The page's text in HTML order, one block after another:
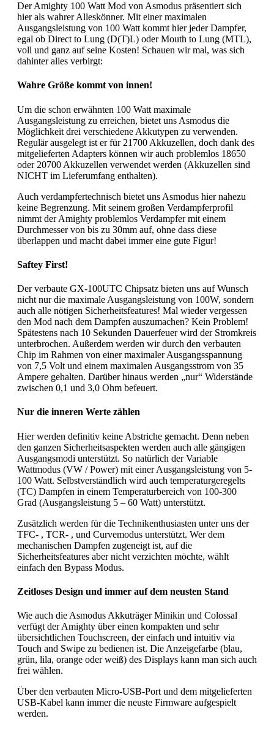
Der Amighty 100 Watt Mod von Asmodus präsentiert sich
hier als wahrer Alleskönner. Mit einer maximalen
Ausgangsleistung von 100 Watt kommt hier jeder Dampfer,
egal ob Direct to Lung (D(T)L) oder Mouth to Lung (MTL),
voll und ganz auf seine Kosten! Schauen wir mal, was sich
dahinter alles verbirgt:
Wahre Größe kommt von innen!
Um die schon erwähnten 100 Watt maximale
Ausgangsleistung zu erreichen, bietet uns Asmodus die
Möglichkeit drei verschiedene Akkutypen zu verwenden.
Regulär ausgelegt ist er für 21700 Akkuzellen, doch dank des
mitgelieferten Adapters können wir auch problemlos 18650
oder 20700 Akkuzellen verwendet werden (Akkuzellen sind
NICHT im Lieferumfang enthalten).
Auch verdampfertechnisch bietet uns Asmodus hier nahezu
keine Begrenzung. Mit seinem großen Verdampferprofil
nimmt der Amighty problemlos Verdampfer mit einem
Durchmesser von bis zu 30mm auf, ohne dass diese
überlappen und macht dabei immer eine gute Figur!
Saftey First!
Der verbaute GX-100UTC Chipsatz bieten uns auf Wunsch
nicht nur die maximale Ausgangsleistung von 100W, sondern
auch alle nötigen Sicherheitsfeatures! Mal wieder vergessen
den Mod nach dem Dampfen auszumachen? Kein Problem!
Spätestens nach 10 Sekunden Dauerfeuer wird der Stromkreis
unterbrochen. Außerdem werden wir durch den verbauten
Chip im Rahmen von einer maximaler Ausgangsspannung
von 7,5 Volt und einem maximalen Ausgangsstrom von 35
Ampere gehalten. Darüber hinaus werden „nur“ Widerstände
zwischen 0,1 und 3,0 Ohm befeuert.
Nur die inneren Werte zählen
Hier werden definitiv keine Abstriche gemacht. Denn neben
den ganzen Sicherheitsaspekten werden auch alle gängigen
Ausgangsmodi unterstützt. So natürlich der Variable
Wattmodus (VW / Power) mit einer Ausgangsleistung von 5-
100 Watt. Selbstverständlich wird auch temperaturgeregelts
(TC) Dampfen in einem Temperaturbereich von 100-300
Grad (Ausgangsleistung 5 – 60 Watt) unterstützt.
Zusätzlich werden für die Technikenthusiasten unter uns der
TFC- , TCR- , und Curvemodus unterstützt. Wer dem
mechanischen Dampfen zugeneigt ist, auf die
Sicherheitsfeatures aber nicht verzichten möchte, wählt
einfach den Bypass Modus.
Zeitloses Design und immer auf dem neusten Stand
Wie auch die Asmodus Akkuträger Minikin und Colossal
verfügt der Amighty über einen kompakten und sehr
übersichtlichen Touchscreen, der einfach und intuitiv via
Touch and Swipe zu bedienen ist. Die Anzeigefarbe (blau,
grün, lila, orange oder weiß) des Displays kann man sich auch
frei wählen.
Über den verbauten Micro-USB-Port und dem mitgelieferten
USB-Kabel kann immer die neuste Firmware aufgespielt
werden.